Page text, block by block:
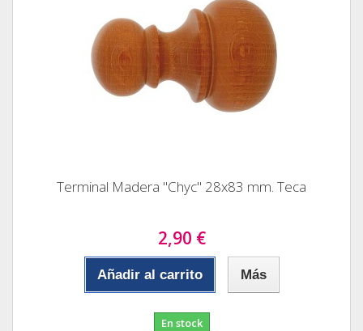
Terminal Madera "Chyc" 28x83 mm. Teca
2,90 €
Añadir al carrito Más
En stock